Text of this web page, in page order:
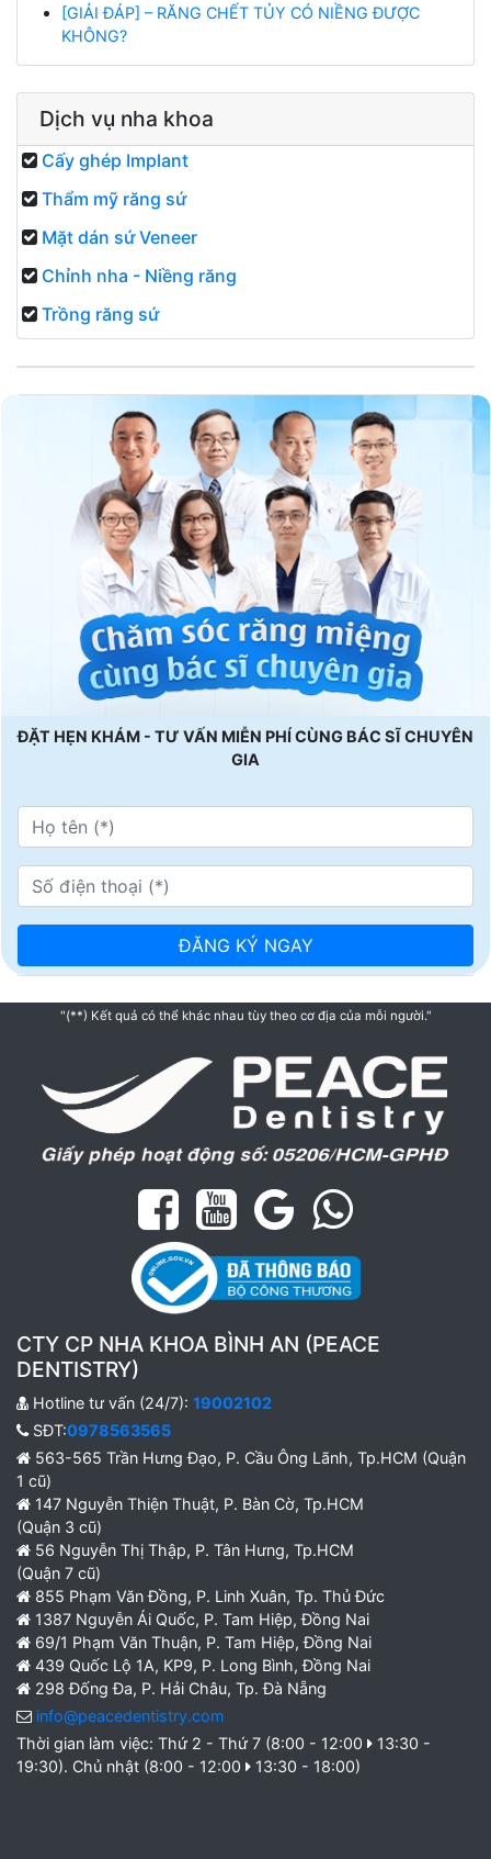
[GIẢI ĐÁP] – RĂNG CHẾT TỦY CÓ NIỀNG ĐƯỢC
KHÔNG?
Dịch vụ nha khoa
Cấy ghép Implant
Thẩm mỹ răng sứ
Mặt dán sứ Veneer
Chỉnh nha - Niềng răng
Trồng răng sứ
ĐẶT HẸN KHÁM - TƯ VẤN MIỄN PHÍ CÙNG BÁC SĨ CHUYÊN
GIA
"(**) Kết quả có thể khác nhau tùy theo cơ địa của mỗi người."
CTY CP NHA KHOA BÌNH AN (PEACE
DENTISTRY)
Hotline tư vấn (24/7): 19002102
SĐT:0978563565
563-565 Trần Hưng Đạo, P. Cầu Ông Lãnh, Tp.HCM (Quận
1 cũ)
147 Nguyễn Thiện Thuật, P. Bàn Cờ, Tp.HCM
(Quận 3 cũ)
56 Nguyễn Thị Thập, P. Tân Hưng, Tp.HCM
(Quận 7 cũ)
855 Phạm Văn Đồng, P. Linh Xuân, Tp. Thủ Đức
1387 Nguyễn Ái Quốc, P. Tam Hiệp, Đồng Nai
69/1 Phạm Văn Thuận, P. Tam Hiệp, Đồng Nai
439 Quốc Lộ 1A, KP9, P. Long Bình, Đồng Nai
298 Đống Đa, P. Hải Châu, Tp. Đà Nẵng
info@peacedentistry.com
Thời gian làm việc: Thứ 2 - Thứ 7 (8:00 - 12:00
13:30 -
19:30). Chủ nhật (8:00 - 12:00
13:30 - 18:00)